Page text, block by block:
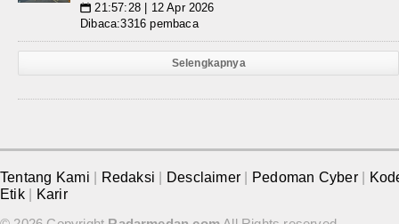
📅 21:57:28 | 12 Apr 2026
Dibaca:3316 pembaca
Selengkapnya
Tentang Kami Redaksi Desclaimer Pedoman Cyber
Etik
Karir